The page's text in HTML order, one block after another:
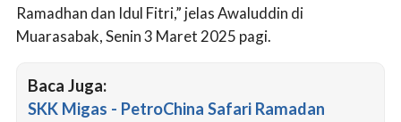
Ramadhan dan Idul Fitri,” jelas Awaluddin di
Muarasabak, Senin 3 Maret 2025 pagi.
Baca Juga:
SKK Migas - PetroChina Safari Ramadan